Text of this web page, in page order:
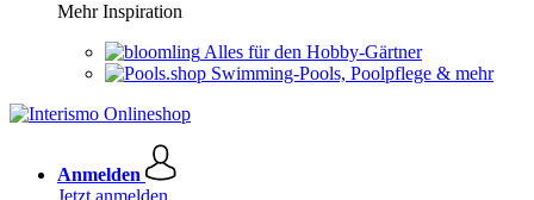
Mehr Inspiration
Alles für den Hobby-Gärtner
Swimming-Pools, Poolpflege & mehr
Anmelden
Jetzt anmelden